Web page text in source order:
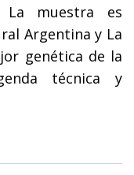
muestra es
Argentina y La
genética de la
técnica y